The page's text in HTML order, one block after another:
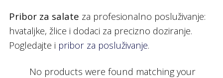
Pribor za salate za profesionalno posluživanje:
hvataljke, žlice i dodaci za precizno doziranje.
Pogledajte i pribor za posluživanje.
No products were found matching your